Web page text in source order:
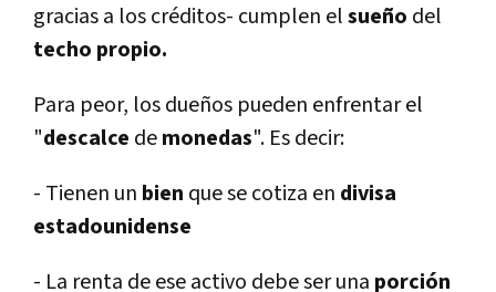
gracias a los créditos- cumplen elsueño del
techo propio.
Para peor, los dueños pueden enfrentar el
"descalce demonedas". Es decir:
- Tienen un bien que se cotiza en divisa
estadounidense
- La renta de ese activo debe ser una porción